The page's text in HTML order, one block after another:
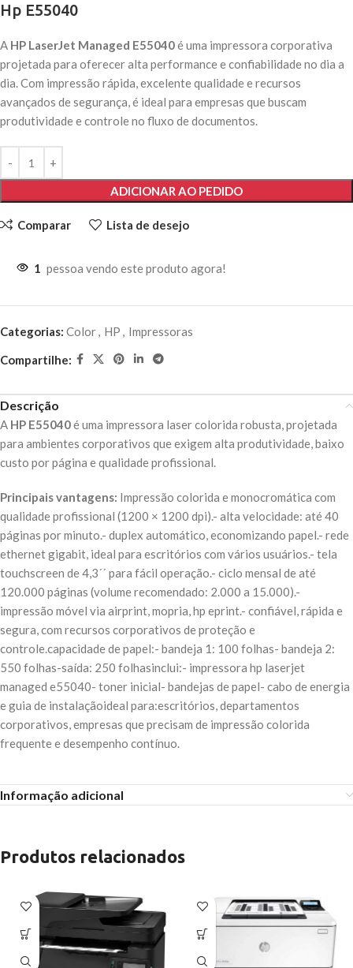
Hp E55040
A HP LaserJet Managed E55040é uma impressora corporativa
projetada para oferecer alta performance e confiabilidade no dia a
dia. Com impressão rápida, excelente qualidade e recursos
avançados de segurança, é ideal para empresas que buscam
produtividade e controle no fluxo de documentos.
ADICIONAR AO PEDIDO
Comparar Lista de desejo
1 pessoa vendo este produto agora!
Categorias: Color, HP , Impressoras
Compartilhe:
Descrição
A HP E55040é uma impressora laser colorida robusta, projetada
para ambientes corporativos que exigem alta produtividade, baixo
custo por página e qualidade profissional.
Principais vantagens: Impressão colorida e monocromática com
qualidade profissional (1200 × 1200 dpi).- alta velocidade: até 40
páginas por minuto.- duplex automático, economizando papel.- rede
ethernet gigabit, ideal para escritórios com vários usuários.- tela
touchscreen de 4,3´´ para fácil operação.- ciclo mensal de até
120.000 páginas (volume recomendado: 2.000 a 15.000).-
impressão móvel via airprint, mopria, hp eprint.- confiável, rápida e
segura, com recursos corporativos de proteção e
controle.capacidade de papel:- bandeja 1: 100 folhas- bandeja 2:
550 folhas-saída: 250 folhasinclui:- impressora hp laserjet
managed e55040- toner inicial- bandejas de papel- cabo de energia
e guia de instalaçãoideal para:escritórios, departamentos
corporativos, empresas que precisam de impressão colorida
frequente e desempenho contínuo.
Informação adicional
Produtos relacionados